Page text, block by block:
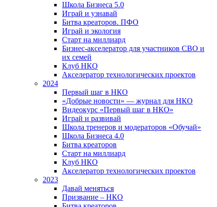
Школа Бизнеса 5.0
Играй и узнавай
Битва креаторов. ПФО
Играй и экология
Старт на миллиард
Бизнес-акселератор для участников СВО и
их семей
Клуб НКО
Акселератор технологических проектов
2024
Первый шаг в НКО
«Добрые новости» — журнал для НКО
Видеокурс «Первый шаг в НКО»
Играй и развивай
Школа тренеров и модераторов «Обучай»
Школа Бизнеса 4.0
Битва креаторов
Старт на миллиард
Клуб НКО
Акселератор технологических проектов
2023
Давай меняться
Призвание – НКО